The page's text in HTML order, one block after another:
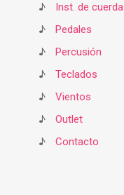
♪
Inst. de cuerda
♪
Pedales
♪
Percusión
♪
Teclados
♪
Vientos
♪
Outlet
♪
Contacto